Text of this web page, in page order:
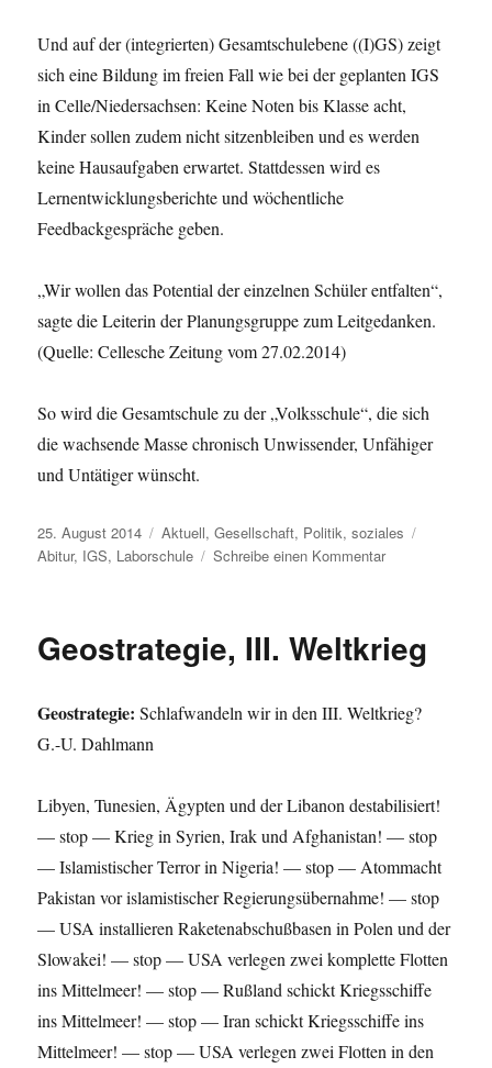
Und auf der (integrierten) Gesamtschulebene ((I)GS) zeigt
sich eine Bildung im freien Fall wie bei der geplanten IGS
in Celle/Niedersachsen: Keine Noten bis Klasse acht,
Kinder sollen zudem nicht sitzenbleiben und es werden
keine Hausaufgaben erwartet. Statt­dessen wird es
Lernentwicklungsberichte und wöchentliche
Feedbackgespräche geben.
„Wir wollen das Potential der einzelnen Schüler entfalten“,
sagte die Leiterin der Planungsgruppe zum Leitgedanken.
(Quelle: Cellesche Zeitung vom 27.02.2014)
So wird die Gesamtschule zu der „Volksschule“, die sich
die wachsende Masse chronisch Unwissender, Unfähiger
und Untätiger wünscht.
Veröffentlicht
am
25. August 2014 Kategorien
Aktuell,Gesellschaft, Politik,soziales
Abitur, IGS, Laborschule Schreibe einen Kommentarzu
Geostrategie, III. Weltkrieg
Geostrategie: Schlafwandeln wir in den III. Weltkrieg?
G.-U. Dahlmann
Libyen, Tunesien, Ägypten und der Libanon destabilisiert!
— stop — Krieg in Syrien, Irak und Afghanistan! — stop
— Islamistischer Terror in Nigeria! — stop — Atommacht
Pakistan vor islamistischer Regierungsübernahme! — stop
— USA installieren Raketenabschußbasen in Polen und der
Slowakei! — stop — USA verlegen zwei komplet­te Flotten
ins Mittelmeer! — stop — Rußland schickt Kriegsschiffe
ins Mittelmeer! — stop — Iran schickt Kriegsschiffe ins
Mittelmeer! — stop — USA verlegen zwei Flotten in den